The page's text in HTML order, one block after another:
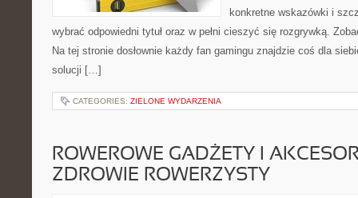
konkretne wskazówki i
wybrać odpowiedni tytuł oraz w pełni cieszyć się rozgrywką.
Na tej stronie dosłownie każdy fan gamingu znajdzie coś dla
solucji […]
CATEGORIES: ZIELONE WYDARZENIA
ROWEROWE GADŻETY I
ZDROWIE ROWERZYSTY